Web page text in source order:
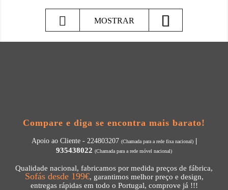
MOSTRAR 
Compare e diga se encontra mais barato!
Apoio ao Cliente - 224803207 (Chamada para a rede fixa nacional)|
935438022 (Chamada para a rede móvel nacional)
Qualidade nacional, fabricamos por medida preços de fábrica,
Sofás desde 199€, garantimos melhor preço e design,
entregas rápidas em todo o Portugal, comprove já !!!